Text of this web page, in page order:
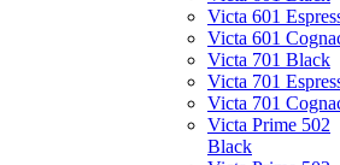
Victa 601
Victa 601
Victa 701 Black
Victa 701
Victa 701
Victa Prime 502
Black